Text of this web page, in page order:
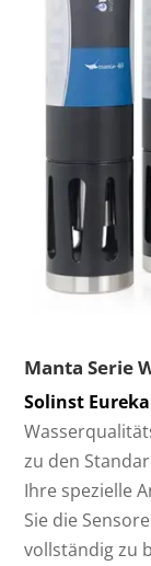
Manta Serie
Solinst Eureka
zu den
Ihre spezielle
Sie die
vollständig zu